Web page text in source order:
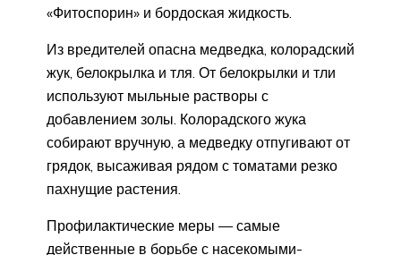
«Фитоспорин» и бордоская жидкость.
Из вредителей опасна медведка, колорадский
жук, белокрылка и тля. От белокрылки и тли
используют мыльные растворы с
добавлением золы. Колорадского жука
собирают вручную, а медведку отпугивают от
грядок, высаживая рядом с томатами резко
пахнущие растения.
Профилактические меры — самые
действенные в борьбе с насекомыми-